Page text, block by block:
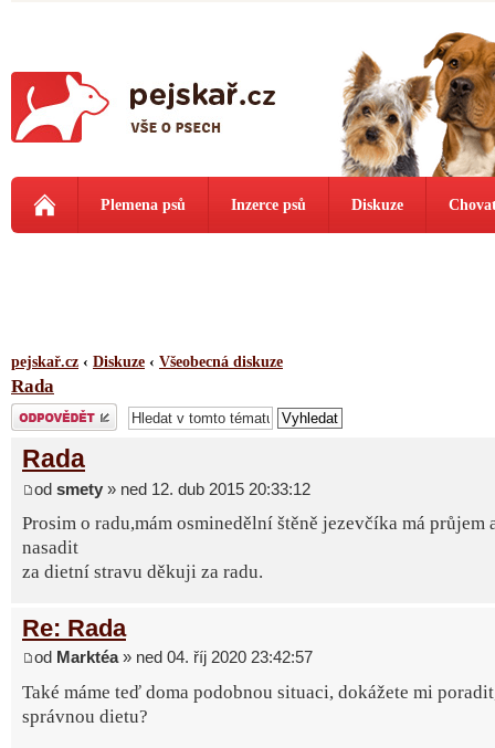
Plemena psů Inzerce psů Diskuze
pejskař.cz ‹ Diskuze ‹ Všeobecná diskuze
Rada
Odeslat odpověď
Rada
od smety » ned 12. dub 2015 20:33:12
Prosim o radu,mám osminedělní štěně jezevčíka má průjem
nasadit
za dietní stravu děkuji za radu.
Re: Rada
od Marktéa» ned 04. říj 2020 23:42:57
Také máme teď doma podobnou situaci, dokážete mi
správnou dietu?